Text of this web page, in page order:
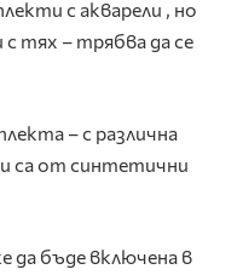
с акварели , но
тях – трябва да се
– с различна
са от синтетични
да бъде включена в